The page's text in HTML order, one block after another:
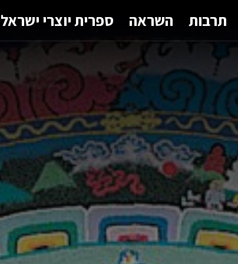
תרבות השראה ספרית יוצרי ישראל